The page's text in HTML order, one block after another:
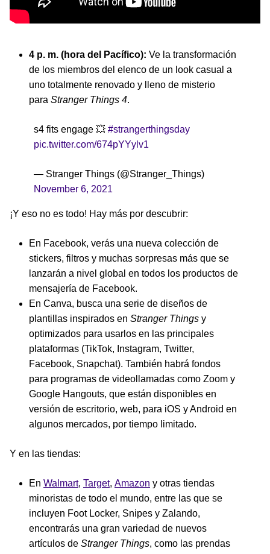
4 p. m. (hora del Pacífico): Ve la transformación
de los miembros del elenco de un look casual a
uno totalmente renovado y lleno de misterio
para Stranger Things 4.
s4 fits engage 💥 #strangerthingsday
pic.twitter.com/674pYYylv1
— Stranger Things (@Stranger_Things)
November 6, 2021
¡Y eso no es todo! Hay más por descubrir:
En Facebook, verás una nueva colección de
stickers, filtros y muchas sorpresas más que se
lanzarán a nivel global en todos los productos de
mensajería de Facebook.
En Canva, busca una serie de diseños de
plantillas inspirados en Stranger Things y
optimizados para usarlos en las principales
plataformas (TikTok, Instagram, Twitter,
Facebook, Snapchat). También habrá fondos
para programas de videollamadas como Zoom y
Google Hangouts, que están disponibles en
versión de escritorio, web, para iOS y Android en
algunos mercados, por tiempo limitado.
Y en las tiendas:
En Walmart, Target, Amazon y otras tiendas
minoristas de todo el mundo, entre las que se
incluyen Foot Locker, Snipes y Zalando,
encontrarás una gran variedad de nuevos
artículos de Stranger Things, como las prendas